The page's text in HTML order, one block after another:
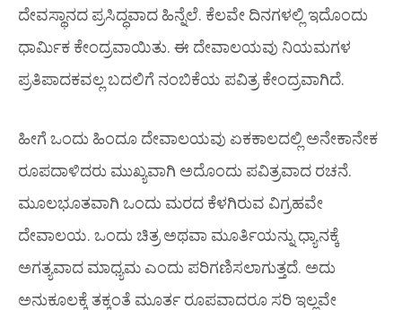
ದೇವಸ್ಥಾನದ ಪ್ರಸಿದ್ಧವಾದ ಹಿನ್ನೆಲೆ. ಕೆಲವೇ ದಿನಗಳಲ್ಲಿ ಇದೊಂದು
ಧಾರ್ಮಿಕ ಕೇಂದ್ರವಾಯಿತು. ಈ ದೇವಾಲಯವು ನಿಯಮಗಳ
ಪ್ರತಿಪಾದಕವಲ್ಲ ಬದಲಿಗೆ ನಂಬಿಕೆಯ ಪವಿತ್ರ ಕೇಂದ್ರವಾಗಿದೆ.
ಹೀಗೆ ಒಂದು ಹಿಂದೂ ದೇವಾಲಯವು ಏಕಕಾಲದಲ್ಲಿ ಅನೇಕಾನೇಕ
ರೂಪದಾಳಿದರು ಮುಖ್ಯವಾಗಿ ಅದೊಂದು ಪವಿತ್ರವಾದ ರಚನೆ.
ಮೂಲಭೂತವಾಗಿ ಒಂದು ಮರದ ಕೆಳಗಿರುವ ವಿಗ್ರಹವೇ
ದೇವಾಲಯ. ಒಂದು ಚಿತ್ರ ಅಥವಾ ಮೂರ್ತಿಯನ್ನು ಧ್ಯಾನಕ್ಕೆ
ಅಗತ್ಯವಾದ ಮಾಧ್ಯಮ ಎಂದು ಪರಿಗಣಿಸಲಾಗುತ್ತದೆ. ಅದು
ಅನುಕೂಲಕ್ಕೆ ತಕ್ಕಂತೆ ಮೂರ್ತ ರೂಪವಾದರೂ ಸರಿ ಇಲ್ಲವೇ